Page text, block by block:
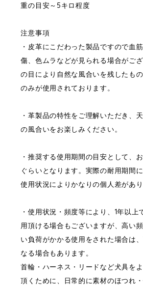
重の目安～5キロ程度
注意事項
・皮革にこだわった製品ですので血
傷、色ムラなどが見られる場合がご
の目により自然な風合いを残したも
のみが使用されております。
・革製品の特性をご理解いただき、
の風合いをお楽しみください。
・推奨する使用期間の目安として、
ぐらいとなります。実際の耐用期間に
使用状況によりかなりの個人差があり
・使用状況・頻度等により、1年以上
用頂ける場合もございますが、高い
い負荷がかかる使用をされた場合は
なる場合もあります。
首輪・ハーネス・リードなど犬具を
頂くために、日常的に素材のほつれ